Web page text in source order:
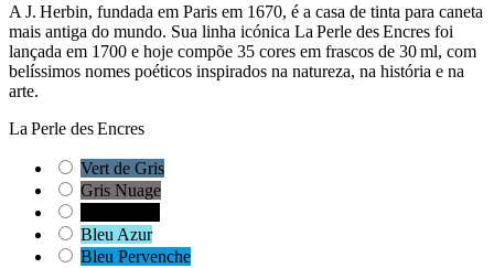
A J. Herbin, fundada em Paris em 1670, é a casa de tinta para caneta
mais antiga do mundo. Sua linha icónica La Perle des Encres foi
lançada em 1700 e hoje compõe 35 cores em frascos de 30 ml, com
belíssimos nomes poéticos inspirados na natureza, na história e na
arte.
La Perle des Encres
Vert de Gris
Gris Nuage
Bleu Azur
Bleu Pervenche